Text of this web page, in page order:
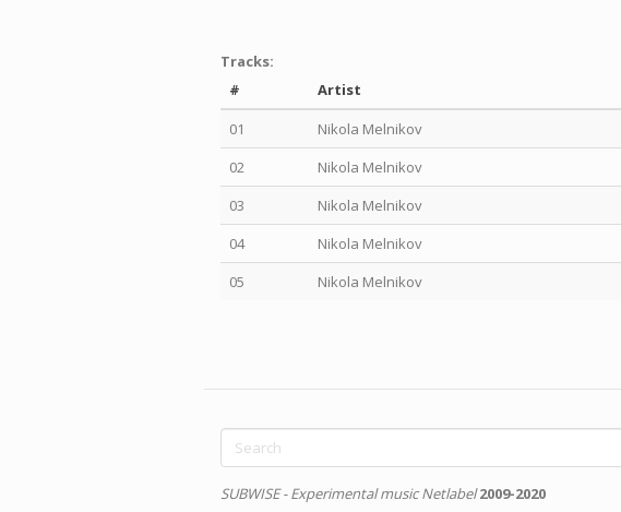
Tracks:
#
Artist
01
Nikola Melnikov
02
Nikola Melnikov
03
Nikola Melnikov
04
Nikola Melnikov
05
Nikola Melnikov
Search
form
SUBWISE - Experimental music Netlabel 2009-2020